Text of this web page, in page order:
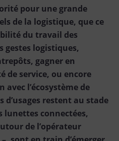
pour une grande
de la logistique, que ce
du travail des
gestes logistiques,
gagner en
de service, ou encore
l’écosystème de
d’usages restent au stade
lunettes connectées,
de l’opérateur